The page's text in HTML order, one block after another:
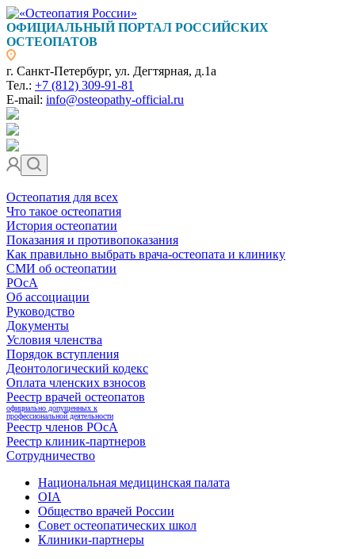
ОФИЦИАЛЬНЫЙ ПОРТАЛ РОССИЙСКИХ
ОСТЕОПАТОВ
г. Санкт-Петербург, ул. Дегтярная, д.1а
Тел.: +7 (812) 309-91-81
E-mail: info@osteopathy-official.ru
Остеопатия для всех
Что такое остеопатия
История остеопатии
Показания и противопоказания
Как правильно выбрать врача-остеопата и клинику
СМИ об остеопатии
РОсА
Об ассоциации
Руководство
Документы
Условия членства
Порядок вступления
Деонтологический кодекс
Оплата членских взносов
Реестр врачей остеопатов
официально допущенных к
профессиональной деятельности
Реестр членов РОсА
Реестр клиник-партнеров
Сотрудничество
Национальная медицинская палата
OIA
Общество врачей России
Совет остеопатических школ
Клиники-партнеры